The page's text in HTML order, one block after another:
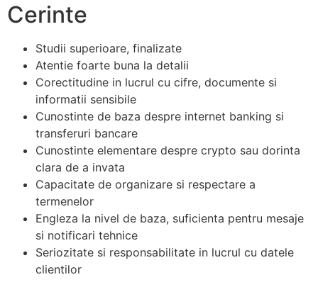
Cerinte
Studii superioare, finalizate
Atentie foarte buna la detalii
Corectitudine in lucrul cu cifre, documente si
informatii sensibile
Cunostinte de baza despre internet banking si
transferuri bancare
Cunostinte elementare despre crypto sau dorinta
clara de a invata
Capacitate de organizare si respectare a
termenelor
Engleza la nivel de baza, suficienta pentru mesaje
si notificari tehnice
Seriozitate si responsabilitate in lucrul cu datele
clientilor